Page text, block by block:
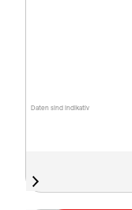
Daten sind indikativ